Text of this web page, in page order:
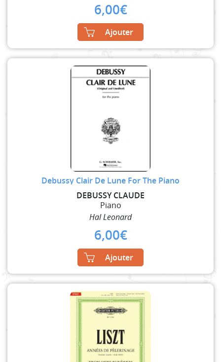
6,00€
Ajouter
Debussy Clair De Lune For The Piano
DEBUSSY CLAUDE
Piano
Hal Leonard
6,00€
Ajouter